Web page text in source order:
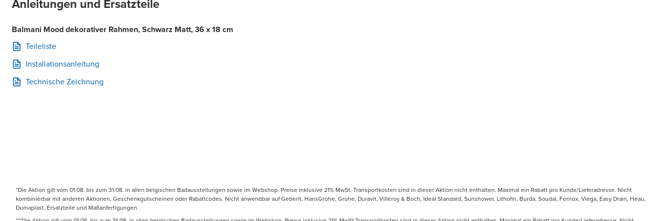
Anleitungen und Ersatzteile
Balmani Mood dekorativer Rahmen, Schwarz Matt, 36 x 18 cm
Teileliste
Installationsanleitung
Technische Zeichnung
*Die Aktion gilt vom 01.08. bis zum 31.08. in allen belgischen Badausstellungen sowie im Webshop. Preise inklusive 21% MwSt. Transportkosten sind in dieser Aktion nicht enthalten. Maximal ein Rabatt pro Kunde/Lieferadresse. Nicht
kombinierbar mit anderen Aktionen, Geschenkgutscheinen oder Rabattcodes. Nicht anwendbar auf Geberit, HansGrohe, Grohe, Duravit, Villeroy & Boch, Ideal Standard, Sunshower, Lithofin, Burda, Soudal, Fernox, Viega, Easy Drain, Heau,
Dumaplast, Ersatzteile und Maßanfertigungen.